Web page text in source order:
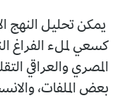
يمكن تحليل النهج
كسعي لملء الفراغ
المصري والعراقي
بعض الملفات،